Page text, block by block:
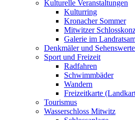
Kulturelle Veranstaltungen
Kulturring
Kronacher Sommer
Mitwitzer
Galerie im
Denkmäler und
Sport und Freizeit
Radfahren
Schwimmbäder
Wandern
Freizeitkarte
Tourismus
Wasserschloss Mitwitz